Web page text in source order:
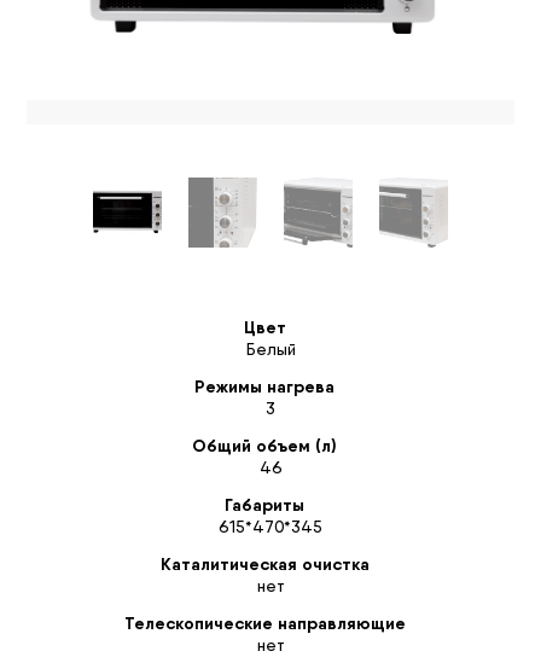
Цвет
Белый
Режимы нагрева
3
Общий объем (л)
46
Габариты
615*470*345
Каталитическая очистка
нет
Телескопические направляющие
нет